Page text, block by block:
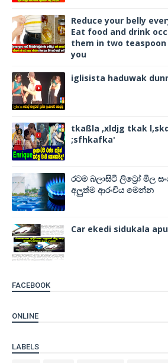
Reduce your belly
Eat food and drink
them in two
you
iglisista haduwak
tkaßla ,xldjg tkak
;sfhkafka'
රටම බලාසිටි ලිට්‍රෝ මිල
අලුත්ම ආරංචිය මෙන්න
Car ekedi sidukala
FACEBOOK
ONLINE
LABELS